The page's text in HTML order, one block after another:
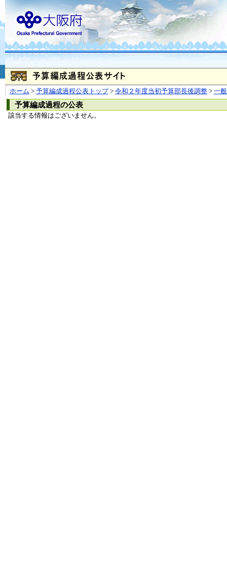
ホーム > 予算編成過程公表トップ> 令和２年度当初予算部長後調整> 一
予算編成過程の公表
該当する情報はございません。
お問合せ
大阪府
（法人番号 4000020270008）
本庁 〒540-8570
大阪市
〒559-8555